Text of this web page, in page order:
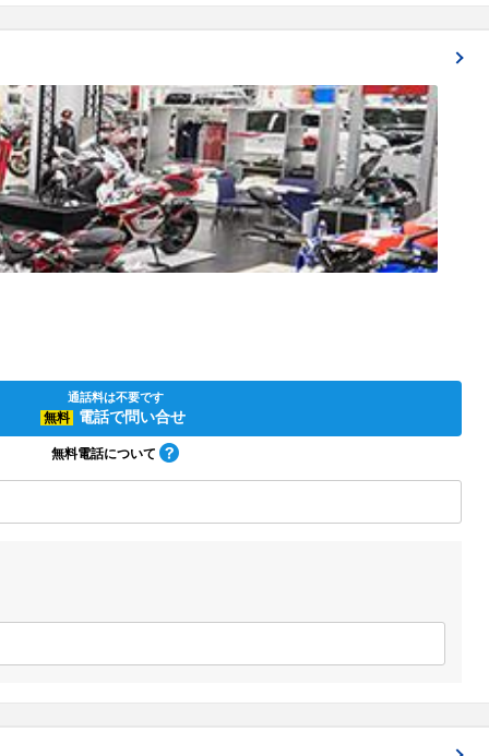
通話料は不要です
無料 電話で問い合せ
無料電話について